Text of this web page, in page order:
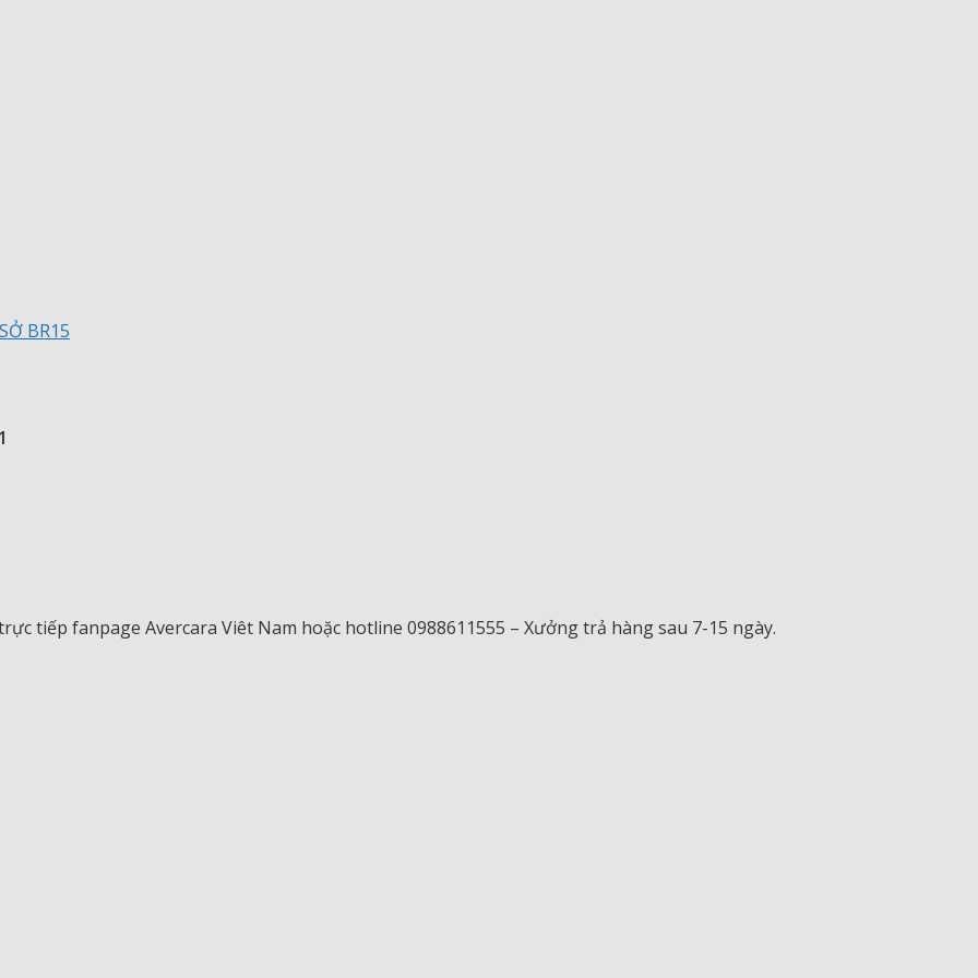
BR15
tiếp fanpage Avercara Viêt Nam hoặc hotline 0988611555 – Xưởng trả hàng sau 7-15 ngày.